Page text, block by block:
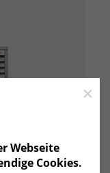
Close
Webseite
Cookies.